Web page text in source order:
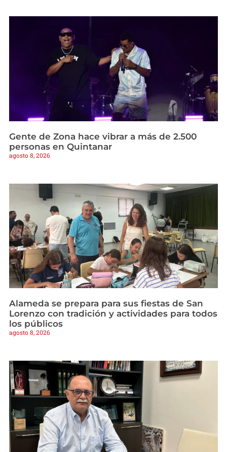
Gente de Zona hace vibrar a más de 2.500
personas en Quintanar
agosto 8, 2026
Alameda se prepara para sus fiestas de San
Lorenzo con tradición y actividades para todos
los públicos
agosto 8, 2026